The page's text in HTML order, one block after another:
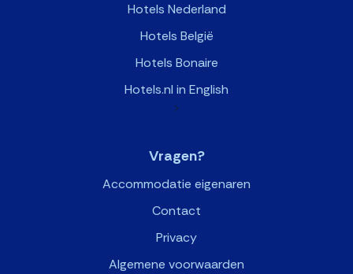
Hotels Nederland
Hotels België
Hotels Bonaire
Hotels.nl in English
>
Vragen?
Accommodatie eigenaren
Contact
Privacy
Algemene voorwaarden